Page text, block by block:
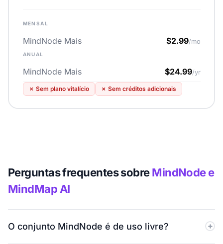
MENSAL
MindNode Mais $2.99/mo
ANUAL
MindNode Mais $24.99/yr
✗ Sem plano vitalício ✗ Sem créditos adicionais
Perguntas frequentes sobreMindNode e
MindMap AI
O conjunto MindNode é de uso livre?